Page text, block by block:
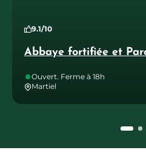
Abbaye fortifiée et
9.1/10
Ouvert. Ferme à 18h
Martiel